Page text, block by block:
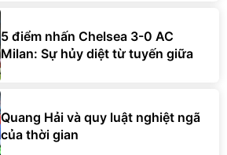
5 điểm nhấn Chelsea 3-0 AC
Milan: Sự hủy diệt từ tuyến giữa
Quang Hải và quy luật nghiệt ngã
của thời gian